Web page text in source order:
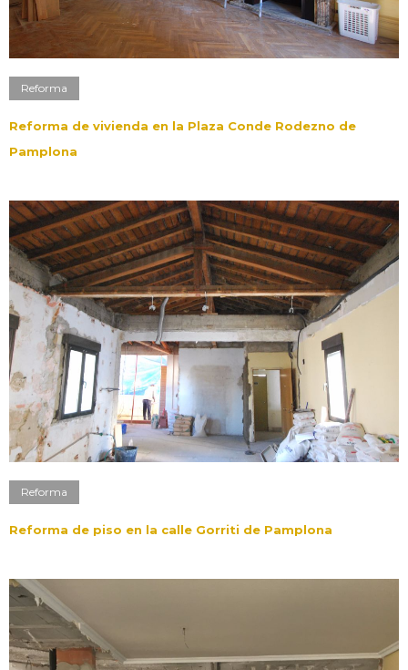
Reforma
Reforma de vivienda en la Plaza Conde Rodezno de
Pamplona
Reforma
Reforma de piso en la calle Gorriti de Pamplona